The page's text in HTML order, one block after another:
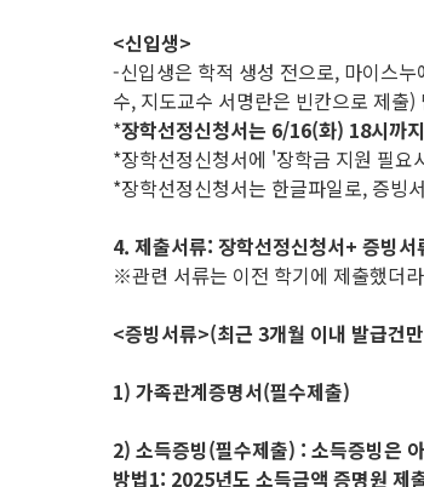
<신입생>
-신입생은 학적 생성 전으로, 마이스
수, 지도교수 서명란은 빈칸으로 제출
*장학선정신청서는 6/16(화) 18시까
*장학선정신청서에 '장학금 지원 필요
*장학선정신청서는 한글파일로, 증빙
4. 제출서류: 장학선정신청서+ 증빙
※관련 서류는 이전 학기에 제출했더
<증빙서류>(최근 3개월 이내 발급건
1) 가족관계증명서(필수제출)
2) 소득증빙(필수제출) : 소득증빙은
방법1: 2025년도 소득금액 증명원 제